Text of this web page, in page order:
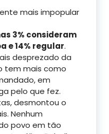
mais impopular
3% consideram
e 14% regular.
desprezado da
tem mais como
em
pelo que fez.
desmontou o
Nenhum
povo em tão